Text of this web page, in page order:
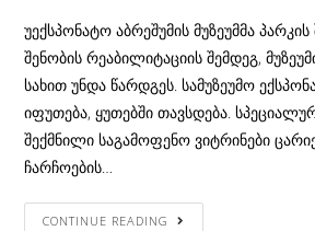
უექსპონატო აბრეშუმის მუზეუმმა
შენობის რეაბილიტაციის შემდეგ,
სახით უნდა წარდგეს. სამუზეუმო
იფუთება, ყუთებში თავსდება.
შექმნილი საგამოფენო ვიტრინები
ჩარჩოების…
CONTINUE READING